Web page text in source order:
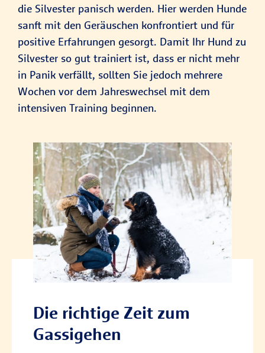
die Silvester panisch werden. Hier werden Hunde
sanft mit den Geräuschen konfrontiert und für
positive Erfahrungen gesorgt. Damit Ihr Hund zu
Silvester so gut trainiert ist, dass er nicht mehr
in Panik verfällt, sollten Sie jedoch mehrere
Wochen vor dem Jahreswechsel mit dem
intensiven Training beginnen.
Die richtige Zeit zum
Gassigehen